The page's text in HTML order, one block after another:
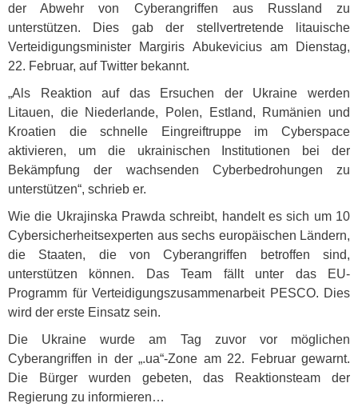
der Abwehr von Cyberangriffen aus Russland zu
unterstützen. Dies gab der stellvertretende litauische
Verteidigungsminister Margiris Abukevicius am Dienstag,
22. Februar, auf Twitter bekannt.
„Als Reaktion auf das Ersuchen der Ukraine werden
Litauen, die Niederlande, Polen, Estland, Rumänien und
Kroatien die schnelle Eingreiftruppe im Cyberspace
aktivieren, um die ukrainischen Institutionen bei der
Bekämpfung der wachsenden Cyberbedrohungen zu
unterstützen“, schrieb er.
Wie die Ukrajinska Prawda schreibt, handelt es sich um 10
Cybersicherheitsexperten aus sechs europäischen Ländern,
die Staaten, die von Cyberangriffen betroffen sind,
unterstützen können. Das Team fällt unter das EU-
Programm für Verteidigungszusammenarbeit PESCO. Dies
wird der erste Einsatz sein.
Die Ukraine wurde am Tag zuvor vor möglichen
Cyberangriffen in der „.ua“-Zone am 22. Februar gewarnt.
Die Bürger wurden gebeten, das Reaktionsteam der
Regierung zu informieren…